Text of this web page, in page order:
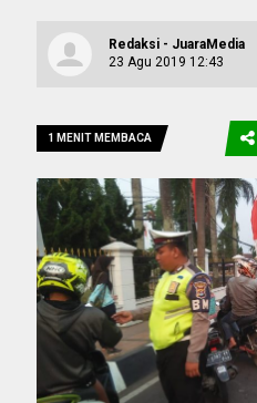
Redaksi - JuaraMedia
23 Agu 2019 12:43
1 MENIT MEMBACA